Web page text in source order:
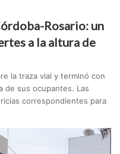
Rosario: un
a la altura de
la traza vial y terminó con
de sus ocupantes. Las
correspondientes para